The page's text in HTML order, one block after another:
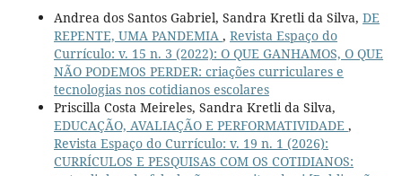
Andrea dos Santos Gabriel, Sandra Kretli da Silva, DE
REPENTE, UMA PANDEMIA , Revista Espaço do
Currículo: v. 15 n. 3 (2022): O QUE GANHAMOS, O QUE
NÃO PODEMOS PERDER: criações curriculares e
tecnologias nos cotidianos escolares
Priscilla Costa Meireles, Sandra Kretli da Silva,
EDUCAÇÃO, AVALIAÇÃO E PERFORMATIVIDADE ,
Revista Espaço do Currículo: v. 19 n. 1 (2026):
CURRÍCULOS E PESQUISAS COM OS COTIDIANOS: